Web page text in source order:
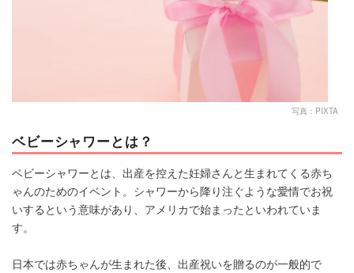
写真：PIXTA
ベビーシャワーとは？
ベビーシャワーとは、出産を控えた妊婦さんと生まれてくる赤ち
ゃんのためのイベント。シャワーから降り注ぐような愛情でお祝
いするという意味があり、アメリカで始まったといわれていま
す。
日本では赤ちゃんが生まれた後、出産祝いを贈るのが一般的で